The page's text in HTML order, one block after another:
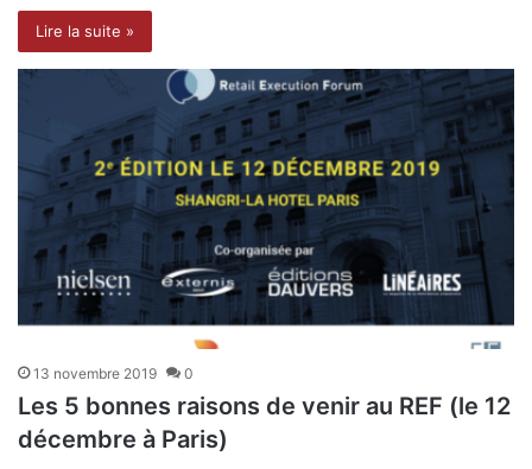
Lire la suite »
13 novembre 2019 0
Les 5 bonnes raisons de venir au REF (le 12
décembre à Paris)